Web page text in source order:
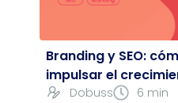
Branding y SEO:
impulsar el
Dobuss 6 min